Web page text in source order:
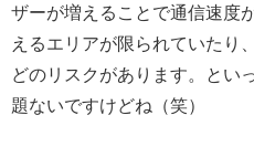
ザーが増えることで通信速度
えるエリアが限られていたり
どのリスクがあります。とい
題ないですけどね（笑）